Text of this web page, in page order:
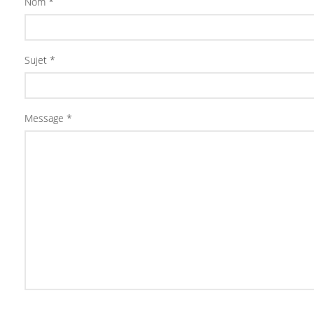
Sujet *
Message *